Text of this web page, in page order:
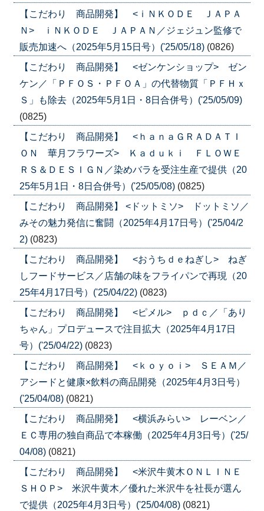
【こだわり 商品開発】 <ｉＮＫＯＤＥ ＪＡＰＡ
Ｎ> ｉＮＫＯＤＥ ＪＡＰＡＮ／ジェジュン監修で
販売加速へ（2025年5月15日号）('25/05/18) (0826)
【こだわり 商品開発】 <ゼンケンショップ> ゼン
ケン／「ＰＦＯＳ・ＰＦＯＡ」の代替物質「ＰＦＨｘ
Ｓ」も除去（2025年5月1日・8日合併号）('25/05/09)
(0825)
【こだわり 商品開発】 <ｈａｎａＧＲＡＤＡＴＩ
ＯＮ 華月フラワーズ> Ｋａｄｕｋｉ ＦＬＯＷＥ
ＲＳ＆ＤＥＳＩＧＮ／染めバラを受注生産で提供（20
25年5月1日・8日合併号）('25/05/08) (0825)
【こだわり 商品開発】 <ドットミソ> ドットミソ／
みその魅力発信に奮闘（2025年4月17日号）('25/04/2
2) (0823)
【こだわり 商品開発】 <おうちｄｅねぎし> ねぎ
しフードサービス／店舗の味をフライパンで再現（20
25年4月17日号）('25/04/22) (0823)
【こだわり 商品開発】 <ピメル> ｐｄｃ／「あり
ちゃん」プロデュースで注目拡大（2025年4月17日
号）('25/04/22) (0823)
【こだわり 商品開発】 <ｋｏｙｏｉ> ＳＥＡＭ／
アシードと健康×飲料の商品開発（2025年4月3日号）
('25/04/08) (0821)
【こだわり 商品開発】 <横浜みらい> レーベン／
ＥＣ専用の独自商品で本稼働（2025年4月3日号）('25/
04/08) (0821)
【こだわり 商品開発】 <米沢牛黄木ＯＮＬＩＮＥ
ＳＨＯＰ> 米沢牛黄木／優れた米沢牛を社長が選ん
で提供（2025年4月3日号）('25/04/08) (0821)